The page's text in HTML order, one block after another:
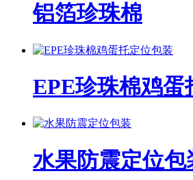
铝箔珍珠棉
EPE珍珠棉鸡蛋
水果防震定位包